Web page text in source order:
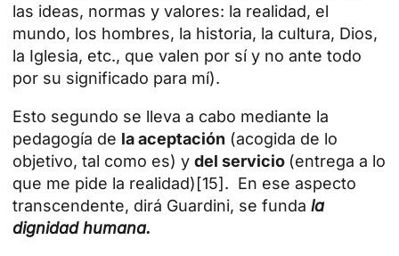
las ideas, normas y valores: la realidad, el
mundo, los hombres, la historia, la cultura, Dios,
la Iglesia, etc., que valen por sí y no ante todo
por su significado para mí).
Esto segundo se lleva a cabo mediante la
pedagogía de la aceptación (acogida de lo
objetivo, tal como es) y del servicio (entrega a lo
que me pide la realidad)[15]. En ese aspecto
transcendente, dirá Guardini, se funda la
dignidad humana.